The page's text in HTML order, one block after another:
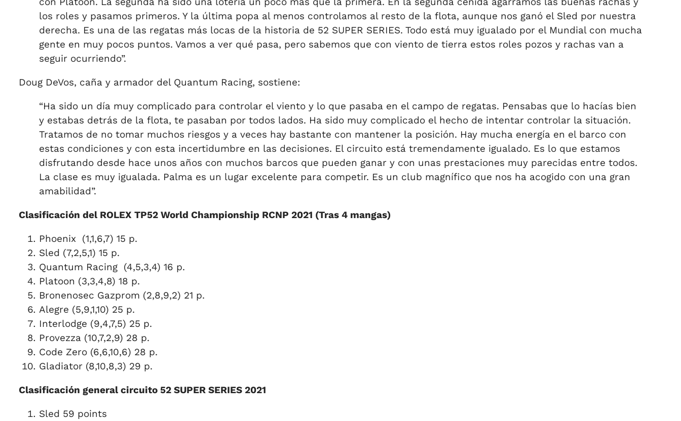
los roles y pasamos primeros. Y la última popa al menos controlamos al resto de la flota, aunque nos ganó el Sled por nuestra
derecha. Es una de las regatas más locas de la historia de 52 SUPER SERIES. Todo está muy igualado por el Mundial con mucha
gente en muy pocos puntos. Vamos a ver qué pasa, pero sabemos que con viento de tierra estos roles pozos y rachas van a
seguir ocurriendo”.
Doug DeVos, caña y armador del Quantum Racing, sostiene:
“Ha sido un día muy complicado para controlar el viento y lo que pasaba en el campo de regatas. Pensabas que lo hacías bien
y estabas detrás de la flota, te pasaban por todos lados. Ha sido muy complicado el hecho de intentar controlar la situación.
Tratamos de no tomar muchos riesgos y a veces hay bastante con mantener la posición. Hay mucha energía en el barco con
estas condiciones y con esta incertidumbre en las decisiones. El circuito está tremendamente igualado. Es lo que estamos
disfrutando desde hace unos años con muchos barcos que pueden ganar y con unas prestaciones muy parecidas entre todos.
La clase es muy igualada. Palma es un lugar excelente para competir. Es un club magnífico que nos ha acogido con una gran
amabilidad”.
Clasificación del ROLEX TP52 World Championship RCNP 2021 (Tras 4 mangas)
Phoenix (1,1,6,7) 15 p.
Sled (7,2,5,1) 15 p.
Quantum Racing (4,5,3,4) 16 p.
Platoon (3,3,4,8) 18 p.
Bronenosec Gazprom (2,8,9,2) 21 p.
Alegre (5,9,1,10) 25 p.
Interlodge (9,4,7,5) 25 p.
Provezza (10,7,2,9) 28 p.
Code Zero (6,6,10,6) 28 p.
Gladiator (8,10,8,3) 29 p.
Clasificación general circuito 52 SUPER SERIES 2021
Sled 59 points